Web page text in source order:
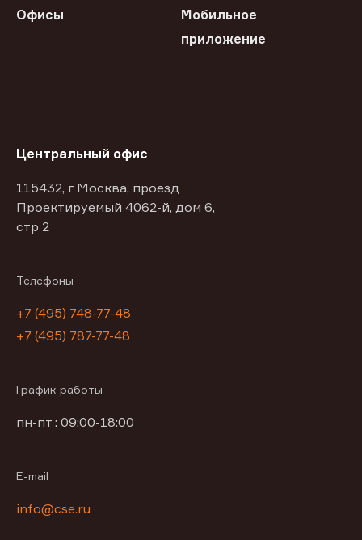
Офисы
Мобильное
приложение
Центральный офис
115432, г Москва, проезд
Проектируемый 4062-й, дом 6,
стр 2
Телефоны
+7 (495) 748-77-48
+7 (495) 787-77-48
График работы
пн-пт : 09:00-18:00
E-mail
info@cse.ru